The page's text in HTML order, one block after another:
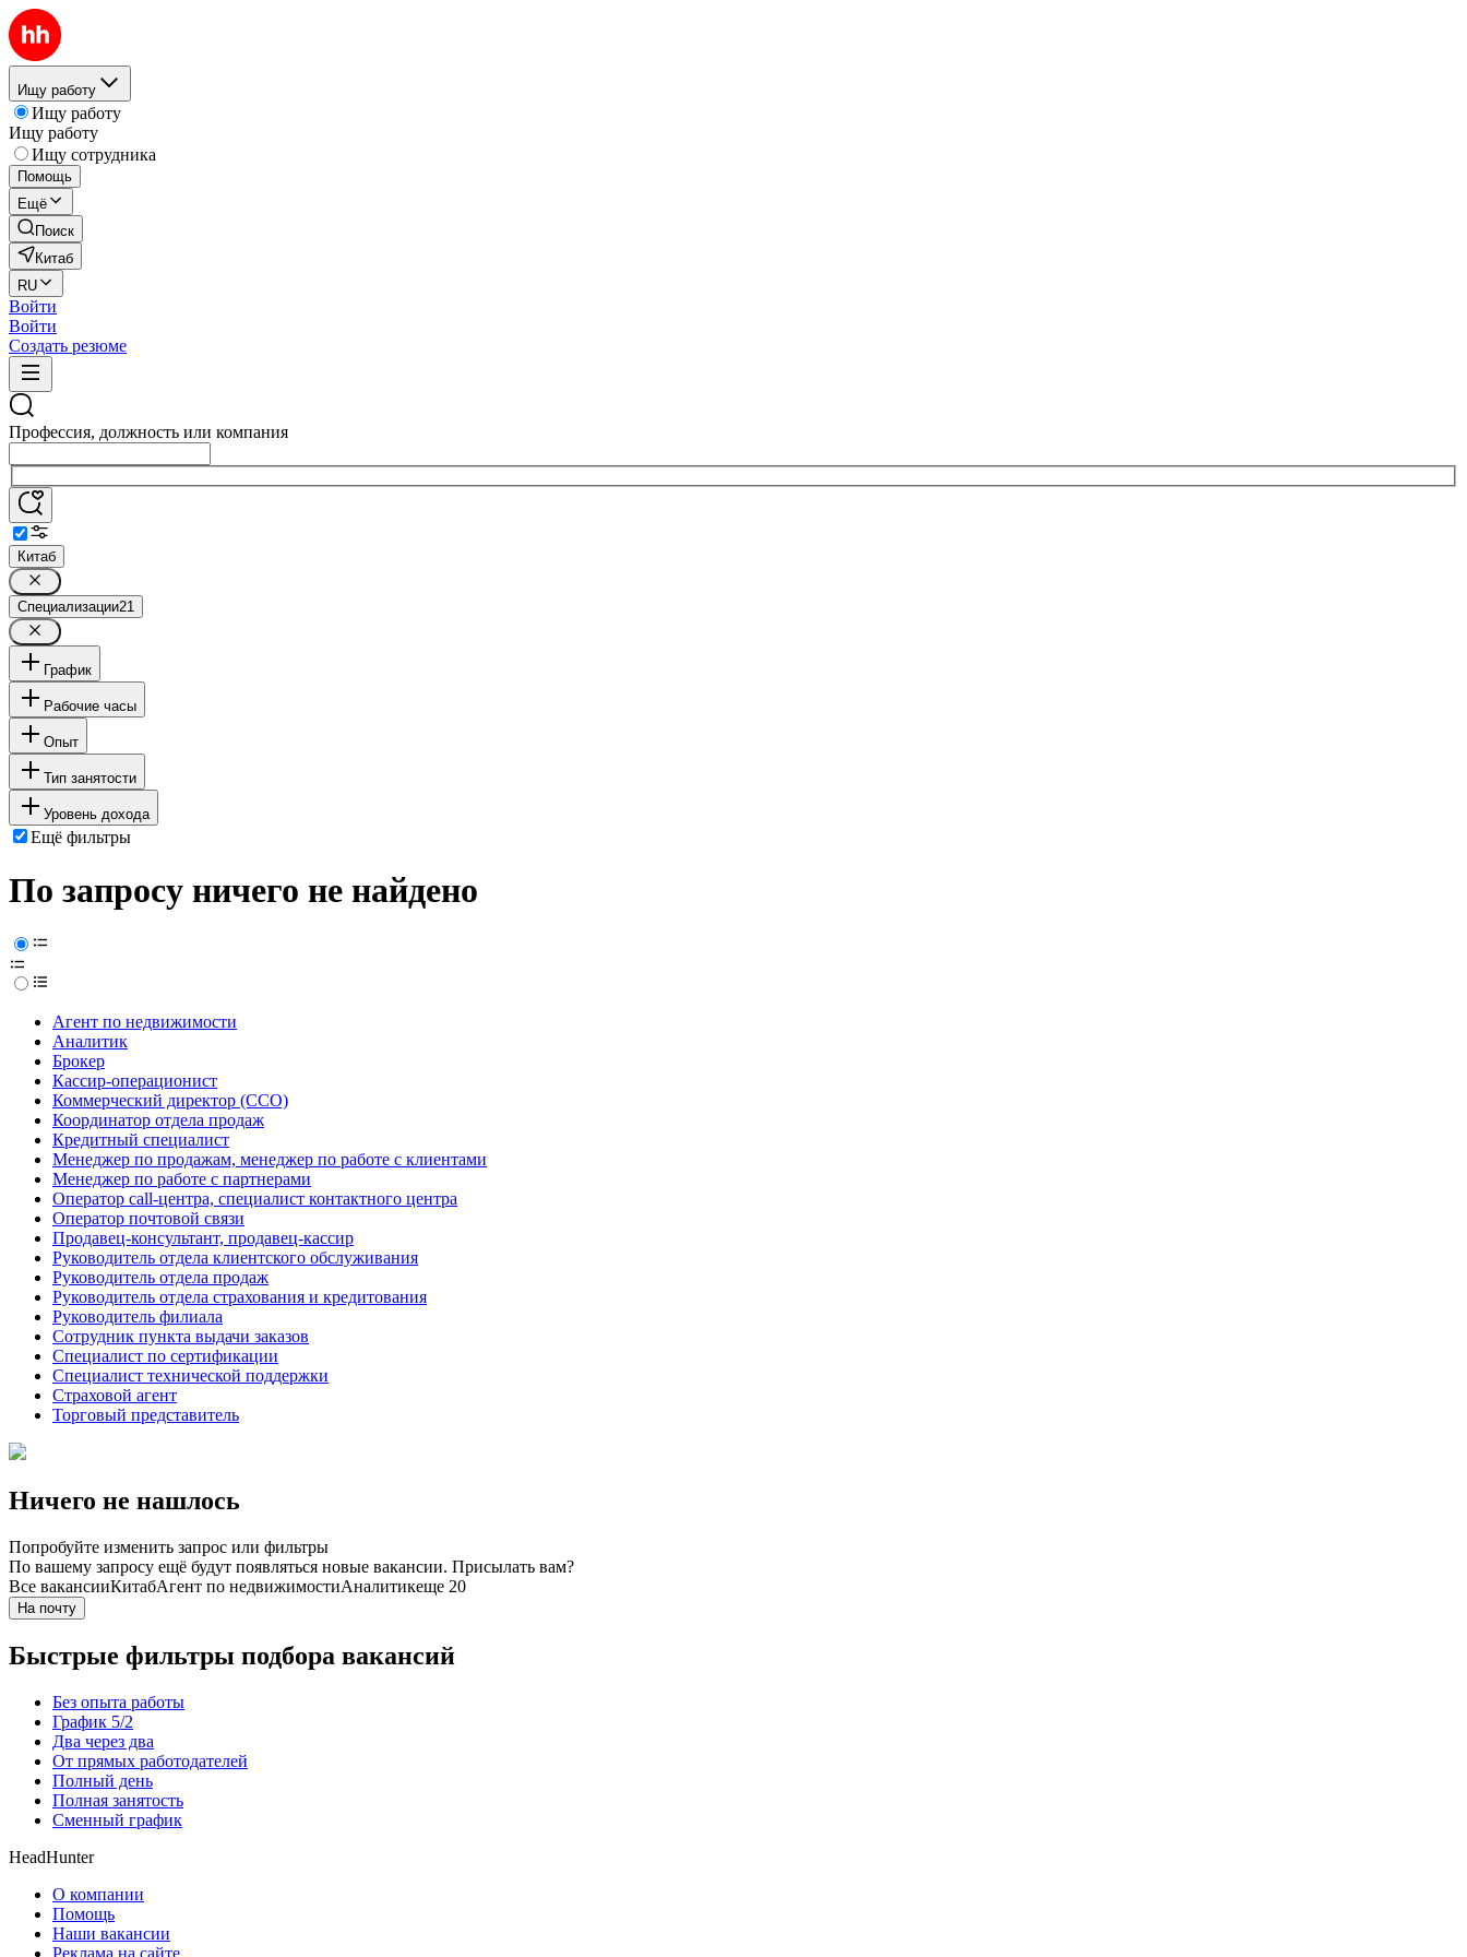
Ищу работу
Ищу работу
Ищу работу
Ищу сотрудника
Помощь
Ещё
Поиск
Китаб
RU
Войти
Войти
Создать резюме
Профессия, должность или компания
Китаб
Специализации21
График
Рабочие часы
Опыт
Тип занятости
Уровень дохода
Ещё фильтры
По запросу ничего не найдено
Агент по недвижимости
Аналитик
Брокер
Кассир-операционист
Коммерческий директор (CCO)
Координатор отдела продаж
Кредитный специалист
Менеджер по продажам, менеджер по работе с клиентами
Менеджер по работе с партнерами
Оператор call-центра, специалист контактного центра
Оператор почтовой связи
Продавец-консультант, продавец-кассир
Руководитель отдела клиентского обслуживания
Руководитель отдела продаж
Руководитель отдела страхования и кредитования
Руководитель филиала
Сотрудник пункта выдачи заказов
Специалист по сертификации
Специалист технической поддержки
Страховой агент
Торговый представитель
Ничего не нашлось
Попробуйте изменить запрос или фильтры
По вашему запросу ещё будут появляться новые вакансии. Присылать вам?
Все вакансииКитабАгент по недвижимостиАналитикеще 20
На почту
Быстрые фильтры подбора вакансий
Без опыта работы
График 5/2
Два через два
От прямых работодателей
Полный день
Полная занятость
Сменный график
HeadHunter
О компании
Помощь
Наши вакансии
Реклама на сайте